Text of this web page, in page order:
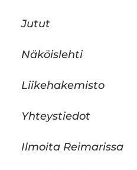
Jutut
Näköislehti
Liikehakemisto
Yhteystiedot
Ilmoita Reimarissa